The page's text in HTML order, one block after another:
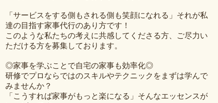
「サービスをする側もされる側も笑顔になれる」それが私
達の目指す家事代行のあり方です！
このような私たちの考えに共感してくださる方、ご尽力い
ただける方を募集しております。
◎家事を学ぶことで自宅の家事も効率化◎
研修でプロならではのスキルやテクニックをまずは学んで
みませんか？
「こうすれば家事がもっと楽になる」そんなエッセンスが